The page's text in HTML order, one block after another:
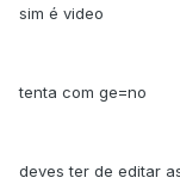
sim é video
tenta com ge=no
deves ter de editar